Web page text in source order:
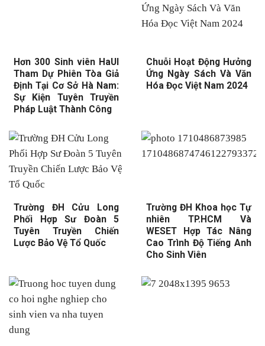
Hơn 300 Sinh viên HaUI
Tham Dự Phiên Tòa Giả
Định Tại Cơ Sở Hà Nam:
Sự Kiện Tuyên Truyền
Pháp Luật Thành Công
Chuỗi Hoạt Động Hưởng
Ứng Ngày Sách Và Văn
Hóa Đọc Việt Nam 2024
Trường ĐH Cửu Long
Phối Hợp Sư Đoàn 5
Tuyên Truyền Chiến
Lược Bảo Vệ Tổ Quốc
Trường ĐH Khoa học Tự
nhiên TP.HCM Và
WESET Hợp Tác Nâng
Cao Trình Độ Tiếng Anh
Cho Sinh Viên